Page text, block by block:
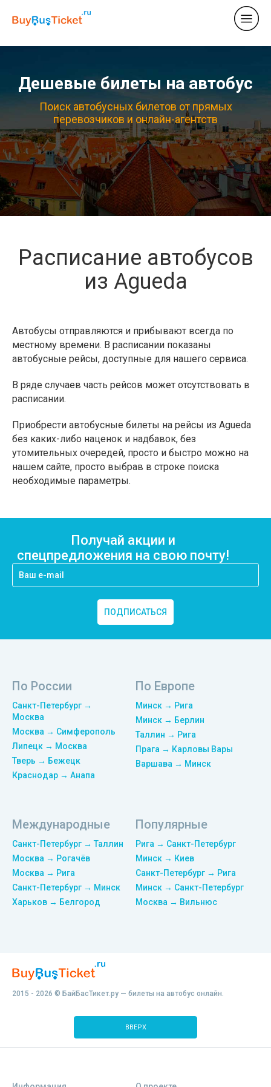
Дешевые билеты на автобус
Поиск автобусных билетов от прямых
перевозчиков и онлайн-агентств
Расписание автобусов
из Agueda
Автобусы отправляются и прибывают всегда по
местному времени. В расписании показаны
автобусные рейсы, доступные для нашего сервиса.
В ряде случаев часть рейсов может отсутствовать в
расписании.
Приобрести автобусные билеты на рейсы из Agueda
без каких-либо наценок и надбавок, без
утомительных очередей, просто и быстро можно на
нашем сайте, просто выбрав в строке поиска
необходимые параметры.
Получай акции и
спецпредложения на свою почту!
ПОДПИСАТЬСЯ
По России
Санкт-Петербург →
Москва
Москва → Симферополь
Липецк → Москва
Тверь → Бежецк
Краснодар → Анапа
По Европе
Минск → Рига
Минск → Берлин
Таллин → Рига
Прага → Карловы Вары
Варшава → Минск
Международные
Санкт-Петербург → Таллин
Москва → Рогачёв
Москва → Рига
Санкт-Петербург → Минск
Харьков → Белгород
Популярные
Рига → Санкт-Петербург
Минск → Киев
Санкт-Петербург → Рига
Минск → Санкт-Петербург
Москва → Вильнюс
2015 - 2026 © БайБасТикет.ру — билеты на автобус онлайн.
ВВЕРХ